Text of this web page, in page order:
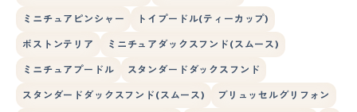
ミニチュアピンシャー トイプードル(ティーカップ)
ボストンテリア ミニチュアダックスフンド(スムース)
ミニチュアプードル スタンダードダックスフンド
スタンダードダックスフンド(スムース) ブリュッセルグリフォン